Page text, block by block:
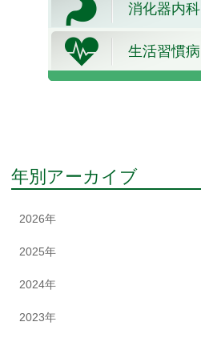
消化器内科
生活習慣病
年別アーカイブ
2026年
2025年
2024年
2023年